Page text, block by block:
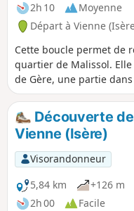
2h 10
Moyenne
Départ à Vienne
Cette boucle permet de
quartier de Malissol.
de Gère, une partie
parcours de santé et
cœur du quartier de
peu de dénivelé, à faire
fermées (sentiers en
Découverte
Vienne (Isère)
Visorandonneur
5,84 km
+126 m
2h 00
Facile